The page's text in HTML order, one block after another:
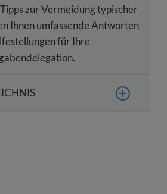
zur Vermeidung typischer
Ihnen umfassende Antworten
für Ihre